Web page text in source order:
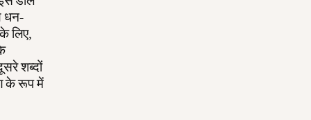
धन-
लिए,
शब्दों
के रूप में